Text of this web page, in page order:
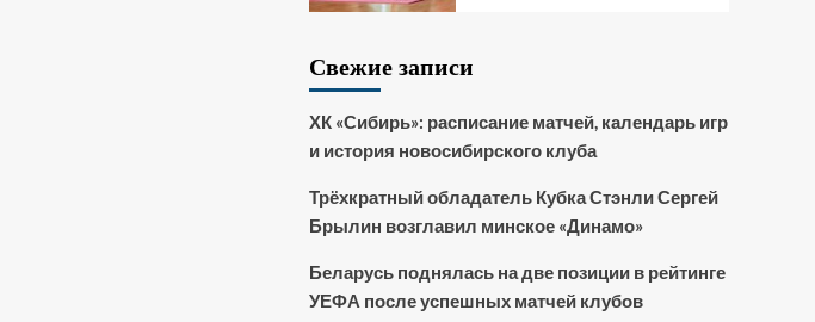
Свежие записи
ХК «Сибирь»: расписание матчей, календарь игр
и история новосибирского клуба
Трёхкратный обладатель Кубка Стэнли Сергей
Брылин возглавил минское «Динамо»
Беларусь поднялась на две позиции в рейтинге
УЕФА после успешных матчей клубов